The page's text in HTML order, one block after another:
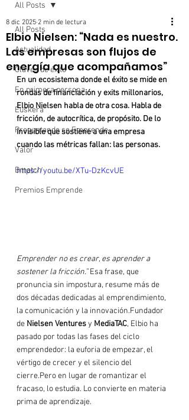
All Posts
Actualidad
Claves de éxito
En primera persona
Euskera
Preguntando se Emprende
Valor
Bmatch
Premios Emprende
All Posts
Elbio Nielsen: “Nada es nuestro.
Las empresas son flujos de
energía que acompañamos”
8 dic 2025 2 min de lectura
En un ecosistema donde el éxito se mide en
rondas de financiación y exits millonarios,
Elbio Nielsen habla de otra cosa. Habla de
fricción, de autocrítica, de propósito. De lo
invisible que sostiene a una empresa
cuando las métricas fallan: las personas.
https://youtu.be/XTu-DzKcvUE
Emprender no es crear, es aprender a
sostener la fricción.” Esa frase, que
pronuncia sin impostura, resume más de
dos décadas dedicadas al emprendimiento,
la comunicación y la innovación.Fundador
de Nielsen Ventures y MediaTAC, Elbio ha
pasado por todas las fases del ciclo
emprendedor: la euforia de empezar, el
vértigo de crecer y el silencio del
cierre.Pero en lugar de romantizar el
fracaso, lo estudia. Lo convierte en materia
prima de aprendizaje.